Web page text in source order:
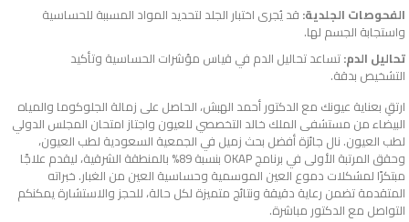
الفحوصات الجلدية: قد يُجرى اختبار الجلد لتحديد المواد المسببة للحساسية
واستجابة الجسم لها.
تحاليل الدم:تساعد تحاليل الدم في قياس مؤشرات الحساسية وتأكيد
التشخيص بدقة.
ارتقِ بعناية عيونك مع الدكتور أحمد الهبش، الحاصل على زمالة الجلوكوما والمياه
البيضاء من مستشفى الملك خالد التخصصي للعيون واجتاز امتحان المجلس الدولي
لطب العيون. نال جائزة أفضل بحث زميل في الجمعية السعودية لطب العيون،
وحقق المرتبة الأولى في برنامج OKAP بنسبة 89% بالمنطقة الشرقية، ليقدم علاجًا
مبتكرًا لمشكلات دموع العين الموسمية وحساسية العين من الغبار. خبراته
المتقدمة تضمن رعاية دقيقة ونتائج متميزة لكل حالة، للحجز والاستشارة يمكنكم
التواصل مع الدكتور مباشرة.